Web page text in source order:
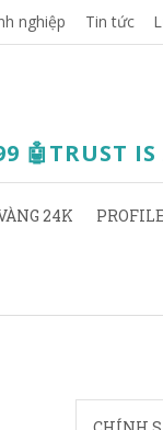
nghiệp Tin tức
🤖TRUST
24K